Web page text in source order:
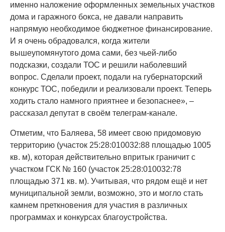
именно наложение оформленных земельных участков
дома и гаражного бокса, не давали направить
напрямую необходимое бюджетное финансирование.
И я очень обрадовался, когда жители
вышеупомянутого дома сами, без чьей-либо
подсказки, создали ТОС и решили наболевший
вопрос. Сделали проект, подали на губернаторский
конкурс ТОС, победили и реализовали проект. Теперь
ходить стало намного приятнее и безопаснее», –
рассказал депутат в своём телеграм-канале.
Отметим, что Баляева, 58 имеет свою придомовую
территорию (участок 25:28:010032:88 площадью 1005
кв. м), которая действительно впритык граничит с
участком ГСК № 160 (участок 25:28:010032:78
площадью 371 кв. м). Учитывая, что рядом ещё и нет
муниципальной земли, возможно, это и могло стать
камнем преткновения для участия в различных
программах и конкурсах благоустройства.